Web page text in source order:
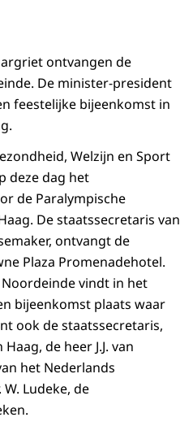
ontvangen de
De minister-president
feestelijke bijeenkomst in
Welzijn en Sport
deze dag het
de Paralympische
De staatssecretaris van
ontvangt de
Plaza Promenadehotel.
vindt in het
bijeenkomst plaats waar
ook de staatssecretaris,
de heer J.J. van
het Nederlands
Ludeke, de